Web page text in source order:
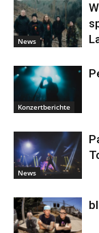
News
Konzertberichte
News